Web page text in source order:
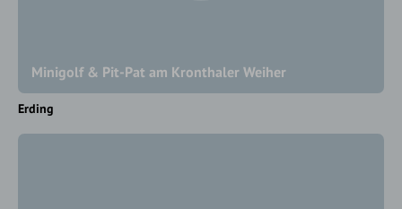
Minigolf & Pit-Pat am Kronthaler Weiher
Erding